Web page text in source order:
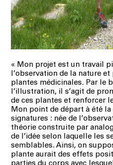
« Mon projet est un travail
l’observation de la nature
plantes médicinales. Par le
l’illustration, il s’agit de
de ces plantes et renforcer
Mon point de départ à été
signatures : née de
théorie construite par
de l’idée selon laquelle les
semblables. Ainsi, on
plante aurait des effets